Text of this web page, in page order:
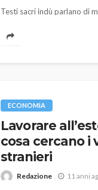
Testi sacri indù parlano di
sul Pianeta che, oltre a
ECONOMIA
Lavorare
cosa cercano i
stranieri
Redazione 11 anni